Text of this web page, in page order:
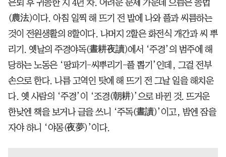
은퇴 후 귀농한 지 4년 차. 어려운 문제 가운데 으뜸은 농법
(農法)이다. 아침 일찍 해 뜨기 전 밭에 나와 풀과 씨름하는
것이 전원생활의 8할이다. 나머지 2할은 화전식 개간과 씨 뿌
리기. 옛날의 주경야독(晝耕夜讀)에서 ‘주경’의 범주에 해
당하는 노동은 ‘땅파기-씨뿌리기-풀 뽑기’인데, 그걸 전부
손으로 한다. 나름 고역인 탓에 해 뜨기 전 그날 일을 해치운
다. 옛 사람의 ‘주경’이 ‘조경(朝耕)’으로 바뀐 것. 뜨거운
한낮엔 책을 보거나 글을 쓰니 ‘주독(晝讀)’이고, 밤엔 잠을
자야 하니 ‘야몽(夜夢)’이다.